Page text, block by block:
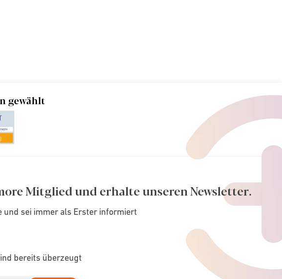
gewählt
Mitglied und erhalte unseren Newsletter.
und sei immer als Erster informiert
bereits überzeugt